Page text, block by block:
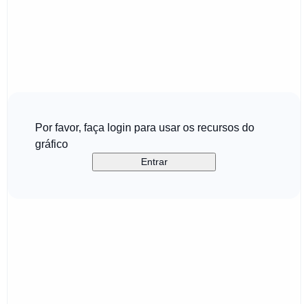
Por favor, faça login para usar os recursos do
gráfico
Entrar